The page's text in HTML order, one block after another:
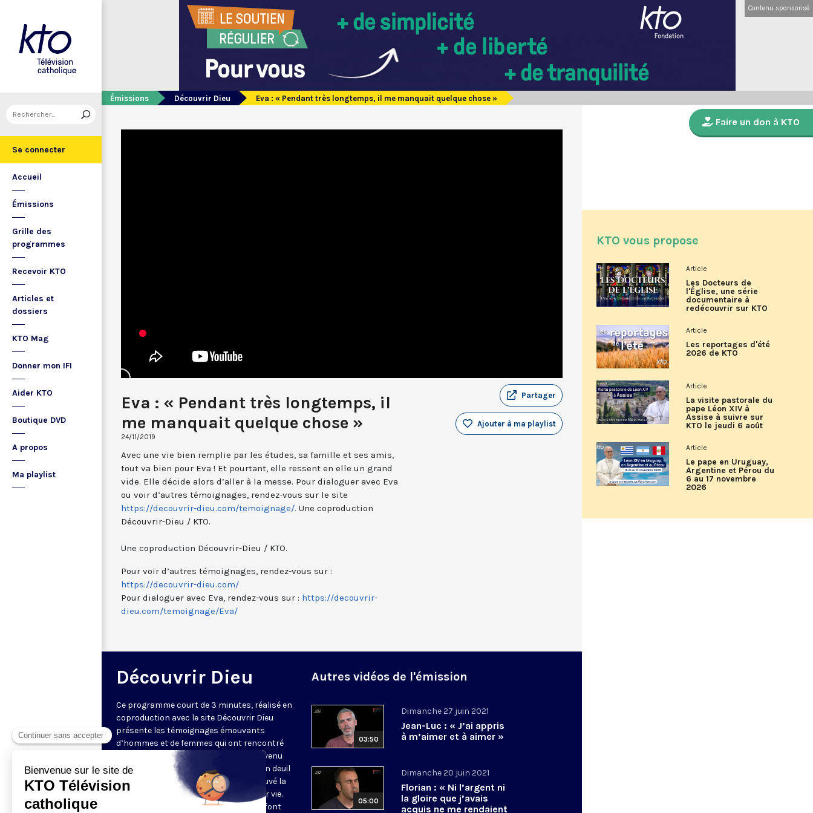
Se connecter
Accueil
Émissions
Grille des
programmes
Recevoir KTO
Articles et
dossiers
KTO Mag
Donner mon IFI
Aider KTO
Boutique DVD
A propos
Ma playlist
Contenu sponsorisé
Émissions Découvrir Dieu Eva : « Pendant très longtemps, il me manquait quelque chose »
Eva : « Pendant très longtemps, il
me manquait quelque chose »
24/11/2019
Partager
Ajouter à ma playlist
Avec une vie bien remplie par les études, sa famille et ses amis,
tout va bien pour Eva ! Et pourtant, elle ressent en elle un grand
vide. Elle décide alors d’aller à la messe. Pour dialoguer avec Eva
ou voir d’autres témoignages, rendez-vous sur le site
https://decouvrir-dieu.com/temoignage/. Une coproduction
Découvrir-Dieu / KTO.
Une coproduction Découvrir-Dieu / KTO.
Pour voir d’autres témoignages, rendez-vous sur :
https://decouvrir-dieu.com/
Pour dialoguer avec Eva, rendez-vous sur : https://decouvrir-
dieu.com/temoignage/Eva/
Découvrir Dieu
Ce programme court de 3 minutes, réalisé en
coproduction avec le site Découvrir Dieu
présente les témoignages émouvants
d’hommes et de femmes qui ont rencontré
Dieu. À l’occasion d’un événement survenu
dans leur vie, comme une rencontre, un deuil
ou une maladie, ils ont trouvé ou retrouvé la
foi et cela a complètement changé leur vie.
Ils nous expliquent comment et nous font
Autres vidéos de l'émission
03:50
Dimanche 27 juin 2021
Jean-Luc : « J’ai appris
à m’aimer et à aimer »
05:00
Dimanche 20 juin 2021
Florian : « Ni l’argent ni
la gloire que j’avais
acquis ne me rendaient
Faire un don à KTO
KTO vous propose
Article
Les Docteurs de
l'Église, une série
documentaire à
redécouvrir sur KTO
Article
Les reportages d'été
2026 de KTO
Article
La visite pastorale du
pape Léon XIV à
Assise à suivre sur
KTO le jeudi 6 août
Article
Le pape en Uruguay,
Argentine et Pérou du
6 au 17 novembre
2026